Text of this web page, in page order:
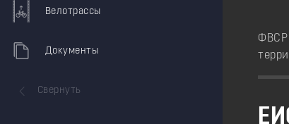
Велотрассы
Документы
Свернуть
ФВСР